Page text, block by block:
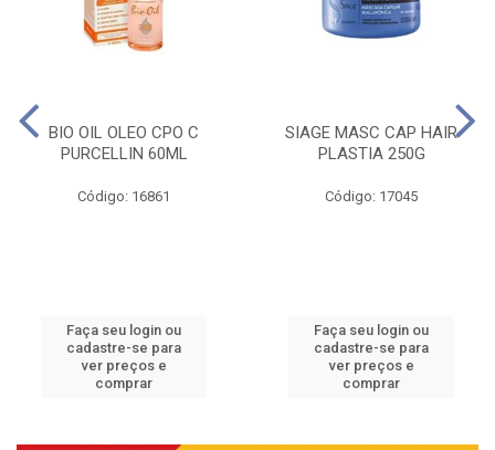
BIO OIL OLEO CPO C
PURCELLIN 60ML
Código: 16861
Faça seu login ou
cadastre-se para
ver preços e
comprar
SIAGE MASC CAP HAIR
PLASTIA 250G
Código: 17045
Faça seu login ou
cadastre-se para
ver preços e
comprar